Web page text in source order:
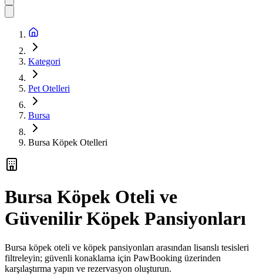
Kategori
Pet Otelleri
Bursa
Bursa Köpek Otelleri
Bursa Köpek Oteli ve
Güvenilir Köpek Pansiyonları
Bursa köpek oteli ve köpek pansiyonları arasından lisanslı tesisleri
filtreleyin; güvenli konaklama için PawBooking üzerinden
karşılaştırma yapın ve rezervasyon oluşturun.